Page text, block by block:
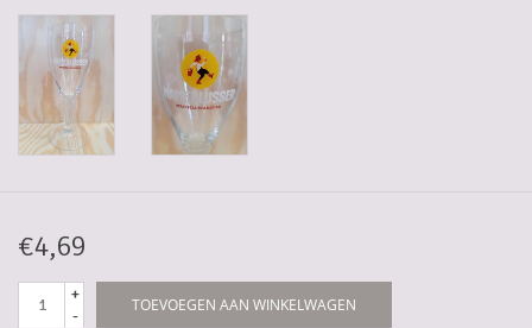
Streekproducten
Sweets
5-6l vaten
Streekproducten/Diverse
€4,69
+
-
TOEVOEGEN AAN WINKELWAGEN